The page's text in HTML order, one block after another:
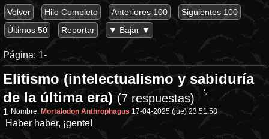
Volver Hilo Completo Anteriores 100
Siguientes 100
Últimos 50
Reportar ▼ Bajar ▼
Página: 1-
Elitismo (intelectualismo y sabiduría
de la última era) (7 respuestas)
1 Nombre: Mortalodon Anthrophagus 17-04-2025 (jue) 23:51:58
Haber haber, ¡gente!